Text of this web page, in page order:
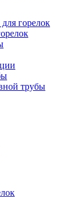
горелок
трубы